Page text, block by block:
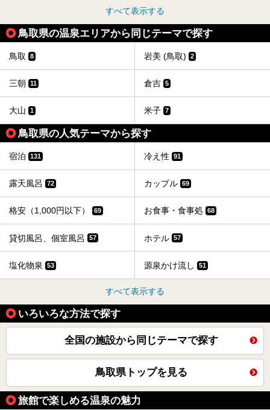
すべて表示する
鳥取県の温泉エリアから同じテーマで探す
鳥取 8 岩美 (鳥取) 2
三朝 11 倉吉 5
大山 1 米子 7
鳥取県の人気テーマから探す
宿泊 131 冷え性 91
露天風呂 72 カップル 69
格安（1,000円以下） 69 お食事・食事処 68
貸切風呂、個室風呂 57 ホテル 57
塩化物泉 53 源泉かけ流し 51
すべて表示する
いろいろな方法で探す
全国の施設から同じテーマで探す
鳥取県トップを見る
旅館で楽しめる温泉の魅力